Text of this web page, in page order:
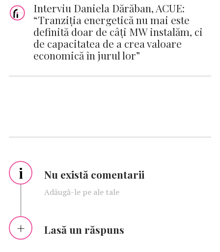
Interviu Daniela Dărăban, ACUE:
“Tranziția energetică nu mai este
definită doar de câți MW instalăm, ci
de capacitatea de a crea valoare
economică în jurul lor”
i Nu există comentarii
Adăugă-le pe ale tale
Lasă un răspuns